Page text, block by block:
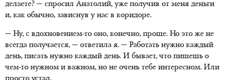
делаете? — спросил Анатолий, уже получив от меня деньги
и, как обычно, зависнув у нас в коридоре.
— Ну, с вдохновением-то оно, конечно, проще. Но это же не
всегда получается, — ответила я. — Работать нужно каждый
день, писать нужно каждый день. И бывает, что пишешь о
чем-то нужном и важном, но не очень тебе интересном. Или